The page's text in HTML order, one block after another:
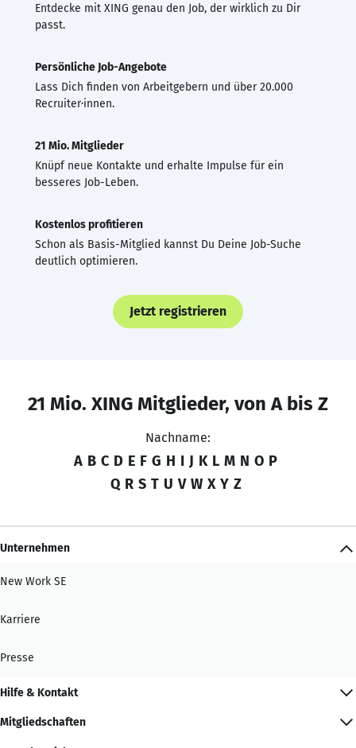
Entdecke mit XING genau den Job, der wirklich zu Dir
passt.
Persönliche Job-Angebote
Lass Dich finden von Arbeitgebern und über 20.000
Recruiter·innen.
21 Mio. Mitglieder
Knüpf neue Kontakte und erhalte Impulse für ein
besseres Job-Leben.
Kostenlos profitieren
Schon als Basis-Mitglied kannst Du Deine Job-Suche
deutlich optimieren.
Jetzt registrieren
21 Mio. XING Mitglieder, von A bis Z
Nachname:
A B C D E F G H I J K L M N O P
Q R S T U V W X Y Z
Unternehmen
New Work SE
Karriere
Presse
Hilfe & Kontakt
Mitgliedschaften